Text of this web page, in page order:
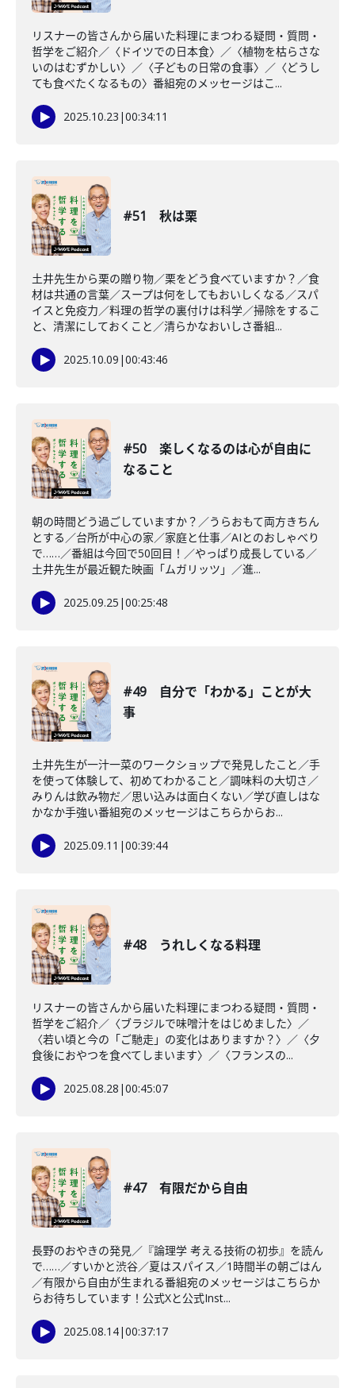
リスナーの皆さんから届いた料理にまつわる疑問・質問・
哲学をご紹介／〈ドイツでの日本食〉／〈植物を枯らさな
いのはむずかしい〉／〈子どもの日常の食事〉／〈どうし
ても食べたくなるもの〉番組宛のメッセージはこ...
2025.10.23 |00:34:11
#51 秋は栗
土井先生から栗の贈り物／栗をどう食べていますか？／食
材は共通の言葉／スープは何をしてもおいしくなる／スパ
イスと免疫力／料理の哲学の裏付けは科学／掃除をするこ
と、清潔にしておくこと／清らかなおいしさ番組...
2025.10.09 |00:43:46
#50 楽しくなるのは心が自由に
なること
朝の時間どう過ごしていますか？／うらおもて両方きちん
とする／台所が中心の家／家庭と仕事／AIとのおしゃべり
で……／番組は今回で50回目！／やっぱり成長している／
土井先生が最近観た映画「ムガリッツ」／進...
2025.09.25 |00:25:48
#49 自分で「わかる」ことが大
事
土井先生が一汁一菜のワークショップで発見したこと／手
を使って体験して、初めてわかること／調味料の大切さ／
みりんは飲み物だ／思い込みは面白くない／学び直しはな
かなか手強い番組宛のメッセージはこちらからお...
2025.09.11 |00:39:44
#48 うれしくなる料理
リスナーの皆さんから届いた料理にまつわる疑問・質問・
哲学をご紹介／〈ブラジルで味噌汁をはじめました〉／
〈若い頃と今の「ご馳走」の変化はありますか？〉／〈夕
食後におやつを食べてしまいます〉／〈フランスの...
2025.08.28 |00:45:07
#47 有限だから自由
長野のおやきの発見／『論理学 考える技術の初歩』を読ん
で……／すいかと渋谷／夏はスパイス／1時間半の朝ごはん
／有限から自由が生まれる番組宛のメッセージはこちらか
らお待ちしています！公式Xと公式Inst...
2025.08.14|00:37:17